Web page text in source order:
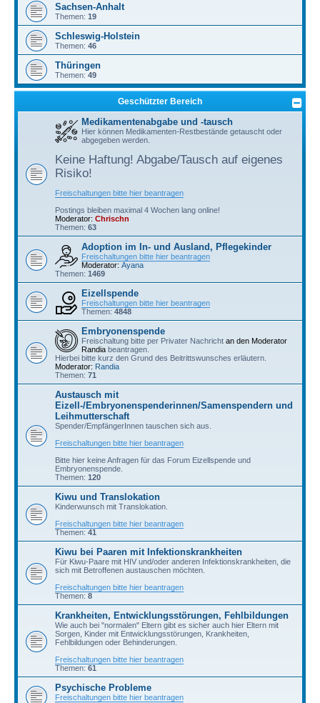
Sachsen-Anhalt
Themen: 19
Schleswig-Holstein
Themen: 46
Thüringen
Themen: 49
Geschützter Bereich
Medikamentenabgabe und -tausch
Hier können Medikamenten-Restbestände getauscht oder
abgegeben werden.
Keine Haftung! Abgabe/Tausch auf eigenes
Risiko!
Freischaltungen bitte hier beantragen
Postings bleiben maximal 4 Wochen lang online!
Moderator: Chrischn
Themen: 63
Adoption im In- und Ausland, Pflegekinder
Freischaltungen bitte hier beantragen
Moderator: Ayana
Themen: 1469
Eizellspende
Freischaltungen bitte hier beantragen
Themen: 4848
Embryonenspende
Freischaltung bitte per Privater Nachricht an den Moderator
Randia beantragen.
Hierbei bitte kurz den Grund des Beitrittswunsches erläutern.
Moderator: Randia
Themen: 71
Austausch mit
Eizell-/Embryonenspenderinnen/Samenspendern und
Leihmutterschaft
Spender/EmpfängerInnen tauschen sich aus.
Freischaltungen bitte hier beantragen
Bitte hier keine Anfragen für das Forum Eizellspende und
Embryonenspende.
Themen: 120
Kiwu und Translokation
Kinderwunsch mit Translokation.
Freischaltungen bitte hier beantragen
Themen: 41
Kiwu bei Paaren mit Infektionskrankheiten
Für Kiwu-Paare mit HIV und/oder anderen Infektionskrankheiten, die
sich mit Betroffenen austauschen möchten.
Freischaltungen bitte hier beantragen
Themen: 8
Krankheiten, Entwicklungsstörungen, Fehlbildungen
Wie auch bei "normalen" Eltern gibt es sicher auch hier Eltern mit
Sorgen, Kinder mit Entwicklungsstörungen, Krankheiten,
Fehlbildungen oder Behinderungen.
Freischaltungen bitte hier beantragen
Themen: 61
Psychische Probleme
Freischaltungen bitte hier beantragen